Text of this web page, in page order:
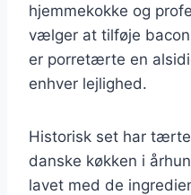
hjemmekokke og
vælger at tilføje
er porretærte en
enhver lejlighed.
Historisk set har
danske køkken i
lavet med de